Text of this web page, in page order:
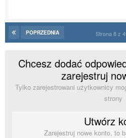
POPRZEDNIA Strona 8 z
Chcesz dodać
zarejestruj
Tylko zarejestrowani użytkownicy
strony
Utwórz
Zarejestruj nowe konto, to